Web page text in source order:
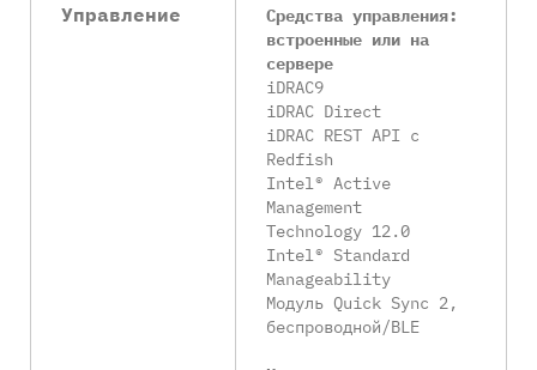
Управление
Средства управления:
встроенные или на
сервере
iDRAC9
iDRAC Direct
iDRAC REST API с
Redfish
Intel® Active
Management
Technology 12.0
Intel® Standard
Manageability
Модуль Quick Sync 2,
беспроводной/BLE